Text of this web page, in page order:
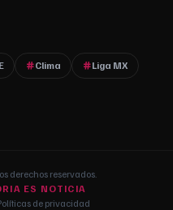
Clima Liga MX
derechos reservados.
ES NOTICIA
de privacidad